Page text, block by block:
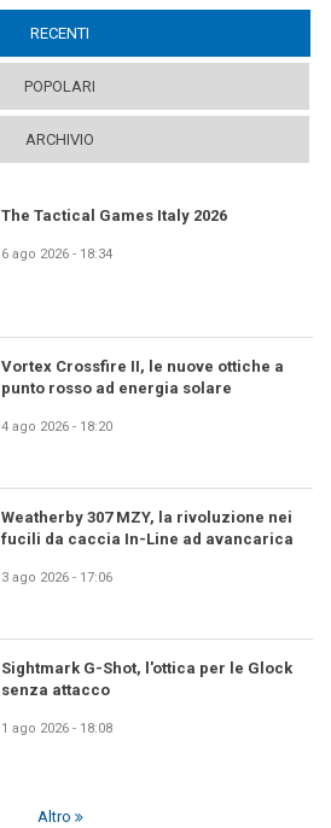
RECENTI
POPOLARI
ARCHIVIO
The Tactical Games Italy 2026
6 ago 2026 - 18:34
Vortex Crossfire II, le nuove ottiche a
punto rosso ad energia solare
4 ago 2026 - 18:20
Weatherby 307 MZY, la rivoluzione nei
fucili da caccia In-Line ad avancarica
3 ago 2026 - 17:06
Sightmark G-Shot, l'ottica per le Glock
senza attacco
1 ago 2026 - 18:08
Altro